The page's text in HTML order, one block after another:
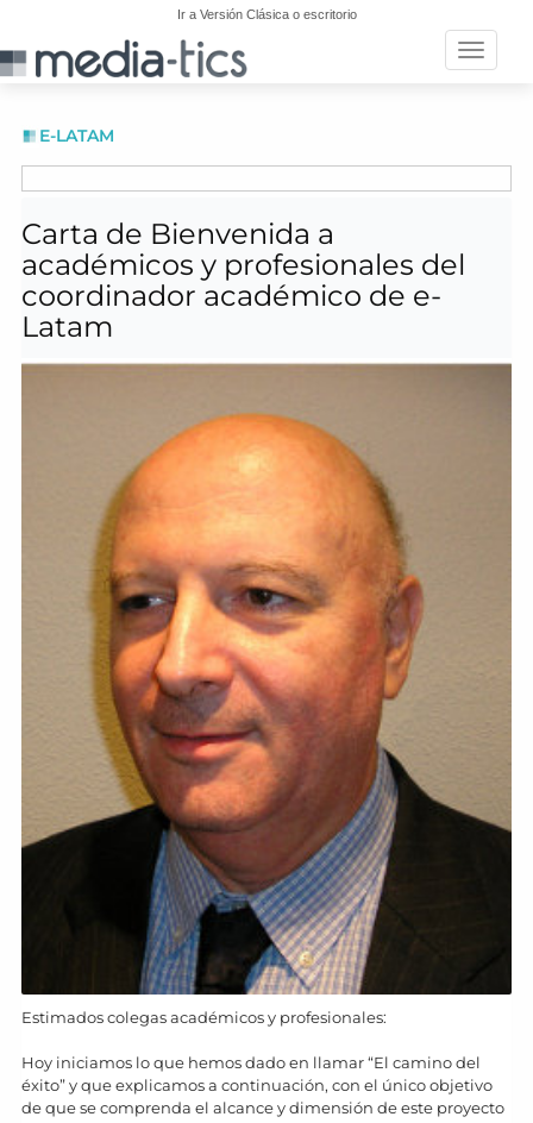
Ir a Versión Clásica o escritorio
Toggle
E-LATAM
Carta de Bienvenida a
académicos y profesionales del
coordinador académico de e-
Latam
Estimados colegas académicos y profesionales:
Hoy iniciamos lo que hemos dado en llamar “El camino del
éxito” y que explicamos a continuación, con el único objetivo
de que se comprenda el alcance y dimensión de este proyecto